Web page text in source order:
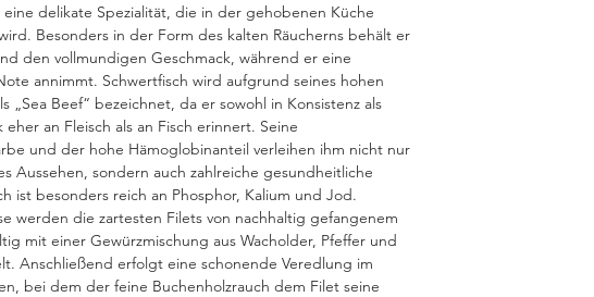
eine delikate Spezialität, die in der gehobenen Küche
Besonders in der Form des kalten Räucherns behält er
den vollmundigen Geschmack, während er eine
annimmt. Schwertfisch wird aufgrund seines hohen
„Sea Beef“ bezeichnet, da er sowohl in Konsistenz als
eher an Fleisch als an Fisch erinnert. Seine
und der hohe Hämoglobinanteil verleihen ihm nicht nur
Aussehen, sondern auch zahlreiche gesundheitliche
ist besonders reich an Phosphor, Kalium und Jod.
werden die zartesten Filets von nachhaltig gefangenem
mit einer Gewürzmischung aus Wacholder, Pfeffer und
Anschließend erfolgt eine schonende Veredlung im
bei dem der feine Buchenholzrauch dem Filet seine